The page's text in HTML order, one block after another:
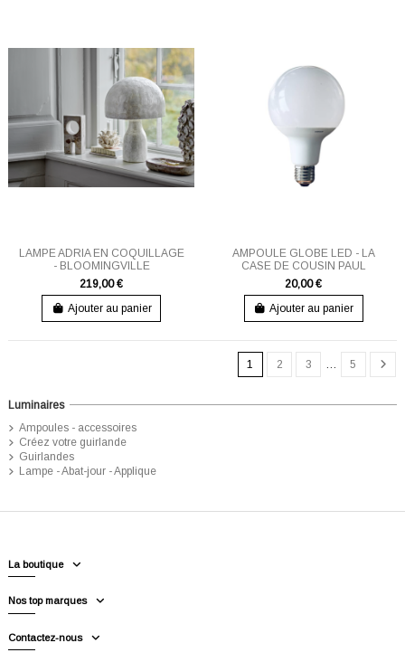
LAMPE ADRIA EN COQUILLAGE
- BLOOMINGVILLE
219,00 €
Ajouter au panier
AMPOULE GLOBE LED - LA
CASE DE COUSIN PAUL
20,00 €
Ajouter au panier
1 2 3 … 5
Luminaires
Ampoules - accessoires
Créez votre guirlande
Guirlandes
Lampe - Abat-jour - Applique
La boutique
Nos top marques
Contactez-nous